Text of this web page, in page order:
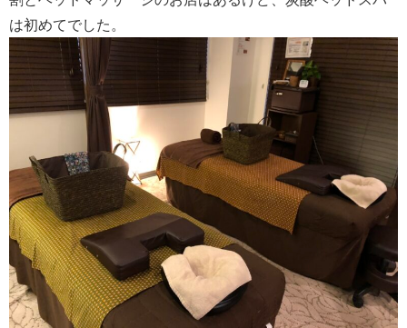
は初めてでした。